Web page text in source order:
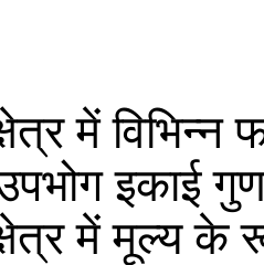
में विभिन्न
इकाई
में मूल्य के